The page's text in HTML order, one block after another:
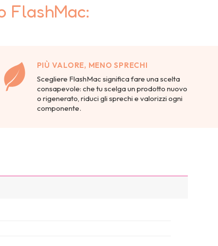
FlashMac:
PIÙ VALORE, MENO SPRECHI
Scegliere FlashMac significa fare una scelta
consapevole: che tu scelga un prodotto nuovo
o rigenerato, riduci gli sprechi e valorizzi ogni
componente.